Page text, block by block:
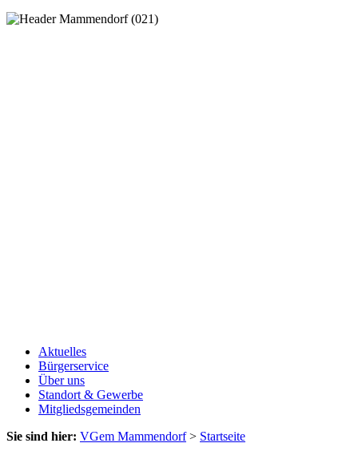
Aktuelles
Bürgerservice
Über uns
Standort & Gewerbe
Mitgliedsgemeinden
Sie sind hier: VGem Mammendorf> Startseite